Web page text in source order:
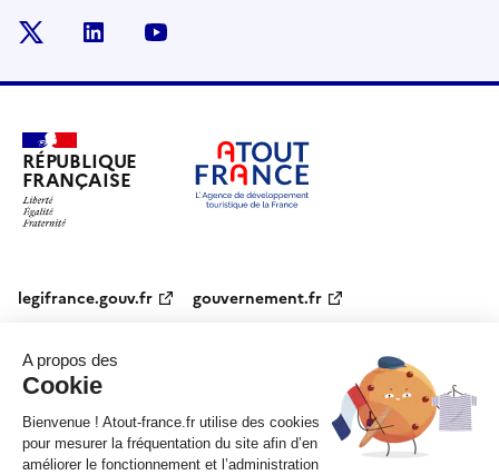
linkedin
RÉPUBLIQUE
FRANÇAISE
legifrance.gouv.fr
gouvernement.fr
Marchés publics
Accessibilité :
partiellement conforme
Mentions légales CGV Contact